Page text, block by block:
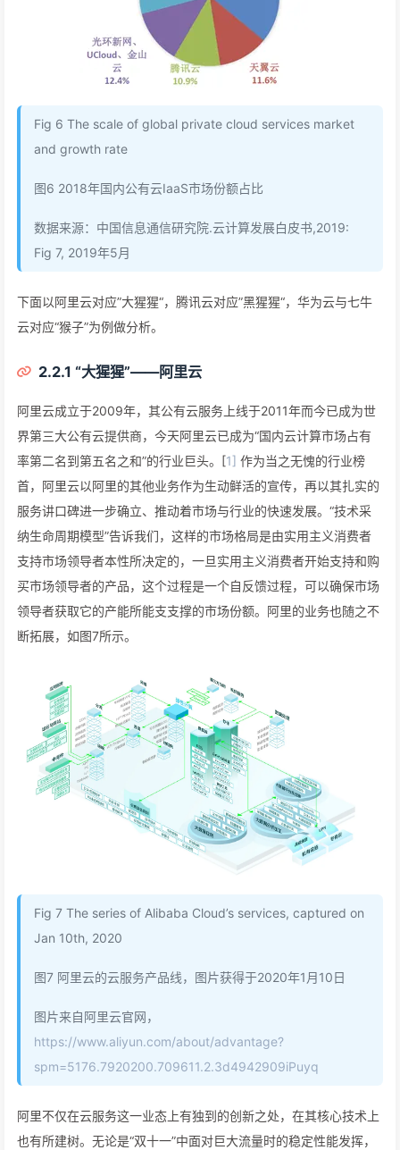
Fig 6 The scale of global private cloud services market
and growth rate
图6 2018年国内公有云IaaS市场份额占比
数据来源：中国信息通信研究院.云计算发展白皮书,2019:
Fig 7, 2019年5月
下面以阿里云对应”大猩猩“，腾讯云对应”黑猩猩“，华为云与七牛
云对应“猴子”为例做分析。
2.2.1 “大猩猩”——阿里云
阿里云成立于2009年，其公有云服务上线于2011年而今已成为世
界第三大公有云提供商，今天阿里云已成为“国内云计算市场占有
率第二名到第五名之和”的行业巨头。[1] 作为当之无愧的行业榜
首，阿里云以阿里的其他业务作为生动鲜活的宣传，再以其扎实的
服务讲口碑进一步确立、推动着市场与行业的快速发展。“技术采
纳生命周期模型”告诉我们，这样的市场格局是由实用主义消费者
支持市场领导者本性所决定的，一旦实用主义消费者开始支持和购
买市场领导者的产品，这个过程是一个自反馈过程，可以确保市场
领导者获取它的产能所能⽀支撑的市场份额。阿里的业务也随之不
断拓展，如图7所示。
Fig 7 The series of Alibaba Cloud’s services, captured on
Jan 10th, 2020
图7 阿里云的云服务产品线，图片获得于2020年1月10日
图片来自阿里云官网，
https://www.aliyun.com/about/advantage?
spm=5176.7920200.709611.2.3d4942909iPuyq
阿里不仅在云服务这一业态上有独到的创新之处，在其核心技术上
也有所建树。无论是“双十一”中面对巨大流量时的稳定性能发挥，